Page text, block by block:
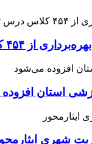
تا مهرماه
شهری